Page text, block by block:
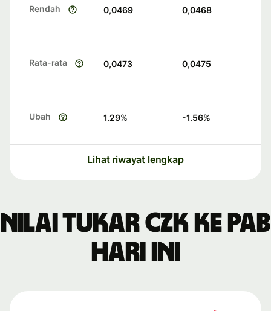
Rendah 0,0469 0,0468
Rata-rata 0,0473 0,0475
Ubah 1.29% -1.56%
Lihat riwayat lengkap
Nilai tukar CZK ke PAB
hari ini